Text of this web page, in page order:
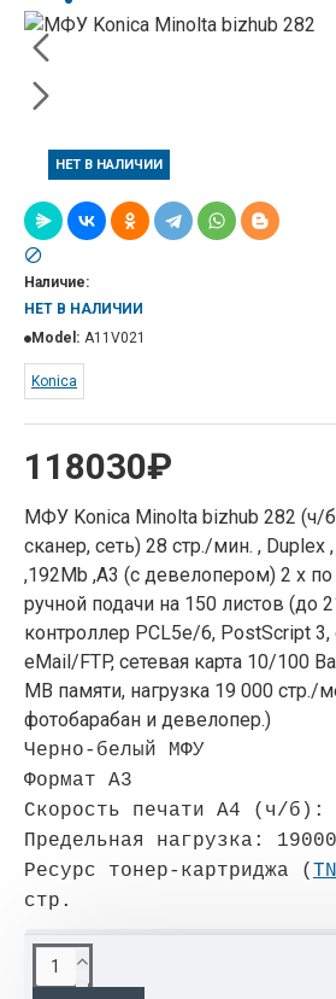
НЕТ В НАЛИЧИИ
118030₽
Наличие:
НЕТ В НАЛИЧИИ
Model: A11V021
Konica
МФУ Konica Minolta bizhub 282 (ч/
сканер, сеть) 28 стр./мин. , Duplex
,192Mb ,А3 (с девелопером) 2 х по
ручной подачи на 150 листов (до
контроллер PCL5e/6, PostScript 3,
eMail/FTP, сетевая карта 10/100
МВ памяти, нагрузка 19 000 стр./
фотобарабан и девелопер.)
Черно-белый МФУ
Формат A3
Скорость печати A4 (ч/
Предельная нагрузка:
Реcурс тонер-картриджа (
стр.
ОПИСАНИЕ